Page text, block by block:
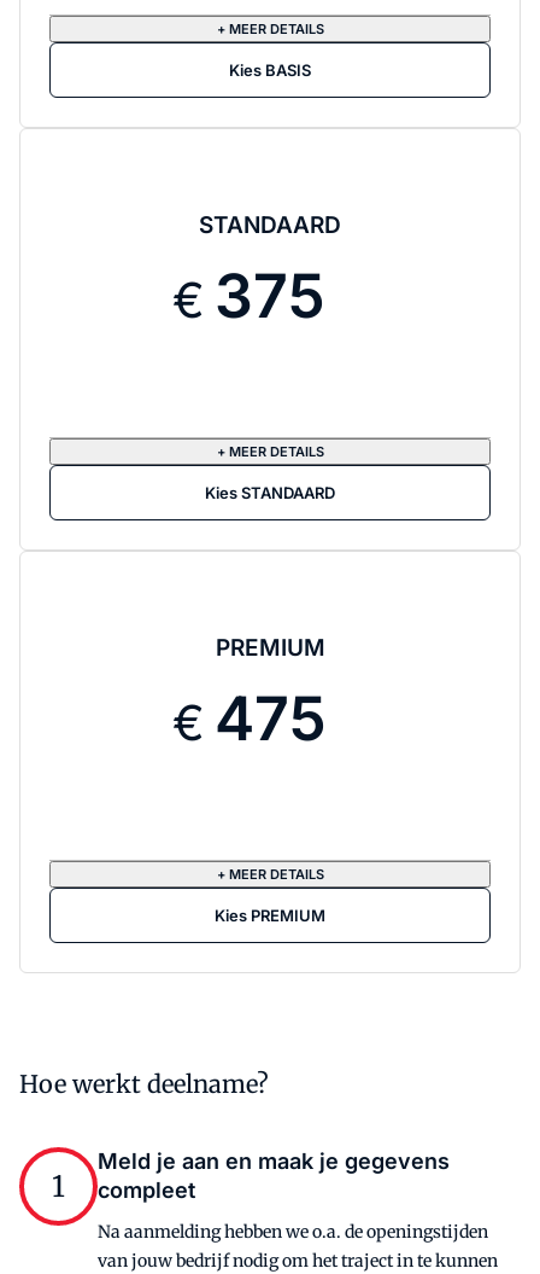
+ MEER DETAILS
Kies BASIS
STANDAARD
375
+ MEER DETAILS
Kies STANDAARD
PREMIUM
475
+ MEER DETAILS
Kies PREMIUM
Hoe werkt deelname?
1
Meld je aan en maak je gegevens
compleet
Na aanmelding hebben we o.a. de openingstijden
van jouw bedrijf nodig om het traject in te kunnen